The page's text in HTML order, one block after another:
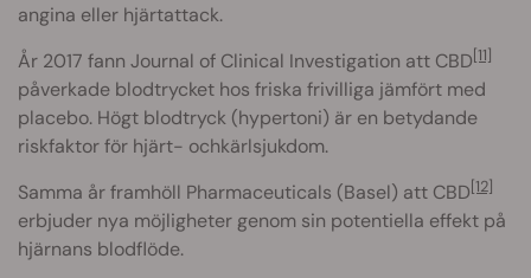
angina eller hjärtattack.
År 2017 fann Journal of Clinical Investigation att CBD[11]
påverkade blodtrycket hos friska frivilliga jämfört med
placebo. Högt blodtryck (hypertoni) är en betydande
riskfaktor för hjärt- ochkärlsjukdom.
Samma år framhöll Pharmaceuticals (Basel) att CBD[12]
erbjuder nya möjligheter genom sin potentiella effekt på
hjärnans blodflöde.